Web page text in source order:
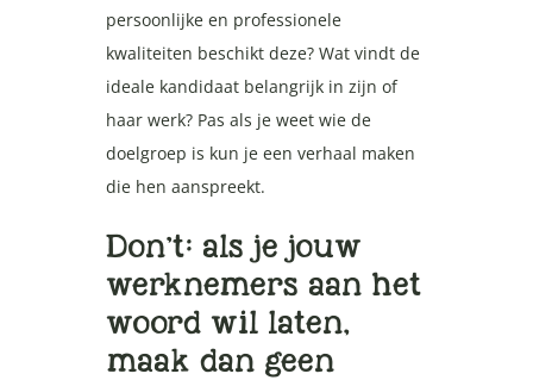
persoonlijke en professionele
kwaliteiten beschikt deze? Wat vindt de
ideale kandidaat belangrijk in zijn of
haar werk? Pas als je weet wie de
doelgroep is kun je een verhaal maken
die hen aanspreekt.
Don’t: als je jouw
werknemers aan het
woord wil laten,
maak dan geen